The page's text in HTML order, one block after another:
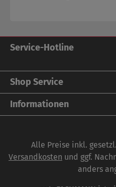
Service-Hotline
Shop Service
Informationen
Alle Preise inkl.
Versandkosten und ggf.
anders